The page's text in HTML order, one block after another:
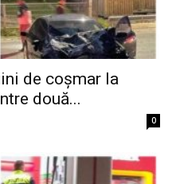
de coșmar la
două...
0